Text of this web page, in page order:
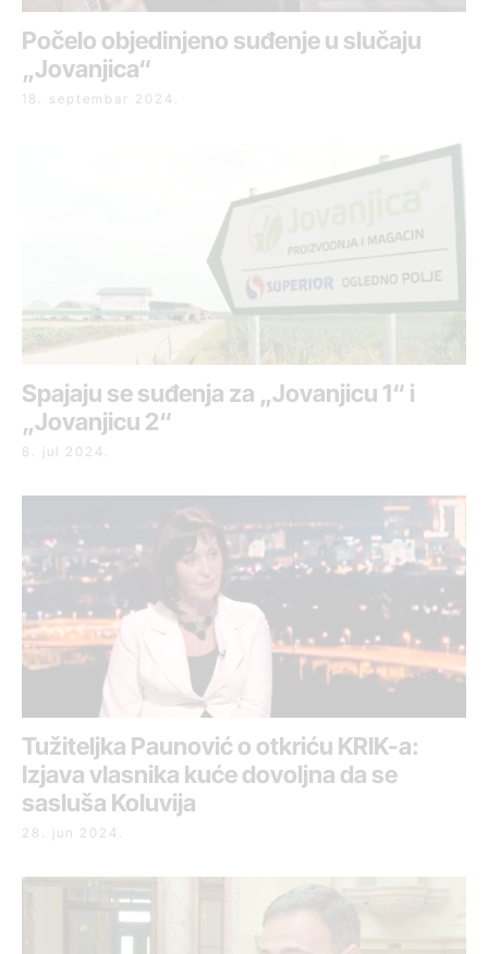
Počelo objedinjeno suđenje u slučaju
„Jovanjica“
18. septembar 2024.
Spajaju se suđenja za „Jovanjicu 1“ i
„Jovanjicu 2“
8. jul 2024.
Tužiteljka Paunović o otkriću KRIK-a:
Izjava vlasnika kuće dovoljna da se
sasluša Koluvija
28. jun 2024.